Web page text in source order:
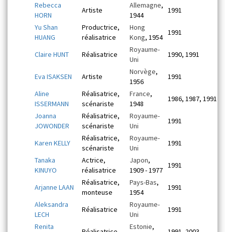
Rebecca
HORN
Artiste
Allemagne,
1944
1991
Yu Shan
HUANG
Productrice,
réalisatrice
Hong
Kong, 1954
1991
Claire HUNT Réalisatrice
Royaume-
Uni
1990, 1991
Eva ISAKSEN Artiste
Norvège,
1956
1991
Aline
ISSERMANN
Réalisatrice,
scénariste
France,
1948
1986, 1987, 1991
Joanna
JOWONDER
Réalisatrice,
scénariste
Royaume-
Uni
1991
Karen KELLY
Réalisatrice,
scénariste
Royaume-
Uni
1991
Tanaka
KINUYO
Actrice,
réalisatrice
Japon,
1909 - 1977
1991
Arjanne LAAN
Réalisatrice,
monteuse
Pays-Bas,
1954
1991
Aleksandra
LECH
Réalisatrice
Royaume-
Uni
1991
Renita
Estonie,